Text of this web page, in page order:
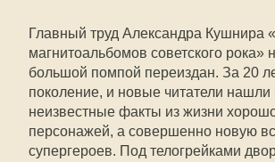
Главный труд Александра Кушнира
магнитоальбомов советского рока»
большой помпой переиздан. За 20
поколение, и новые читатели
неизвестные факты из жизни
персонажей, а совершенно новую
супергероев. Под телогрейками